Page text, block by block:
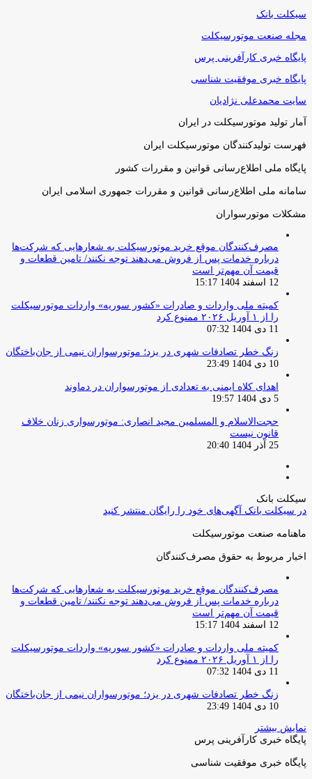
سیکلت بانک
مجله صنعت موتورسیکلت
پایگاه خبری کارآفرینی پرس
پایگاه خبری موفقیت شناسی
سایت محمدعلی نژادیان
آمار تولید موتورسیکلت در ایران
فهرست تولیدکنندگان موتورسیکلت ایران
پایگاه ملی اطلاع‌رسانی قوانین و مقررات کشور
سامانه ملی اطلاع‌رسانی قوانین و مقررات جمهوری اسلامی ایران
مشکلات موتورسواران
مصرف‌کنندگان موقع خرید موتورسیکلت به شعارهایی که شرکت‌ها
درباره خدمات پس از فروش می‌دهند توجه نکنند/ تامین قطعات و
قیمت آن مهم‌تر است
12 اسفند 1404 15:17
کمیته ملی واردات و صادرات «کشور سوریه» واردات موتورسیکلت
را از ۱ آوریل ۲۰۲۶ ممنوع کرد
11 دی 1404 07:32
زنگ خطر تصادفات شهری در یزد؛ موتورسواران نیمی از جان‌باختگان
10 دی 1404 23:49
اهدای کلاه ایمنی به تعدادی از موتورسواران در دماوند
5 دی 1404 19:57
حجت‌الاسلام و المسلمین مجید انصاری: موتورسواری زنان خلاف
قانون نیست
25 آذر 1404 20:40
سیکلت بانک
در سیکلت بانک آگهی‌های خود را رایگان منتشر کنید
ماهنامه صنعت موتورسیکلت
اخبار مربوط به حقوق مصرف‌کنندگان
مصرف‌کنندگان موقع خرید موتورسیکلت به شعارهایی که شرکت‌ها
درباره خدمات پس از فروش می‌دهند توجه نکنند/ تامین قطعات و
قیمت آن مهم‌تر است
12 اسفند 1404 15:17
کمیته ملی واردات و صادرات «کشور سوریه» واردات موتورسیکلت
را از ۱ آوریل ۲۰۲۶ ممنوع کرد
11 دی 1404 07:32
زنگ خطر تصادفات شهری در یزد؛ موتورسواران نیمی از جان‌باختگان
10 دی 1404 23:49
نمایش بیشتر
پایگاه خبری کارآفرینی پرس
پایگاه خبری موفقیت شناسی